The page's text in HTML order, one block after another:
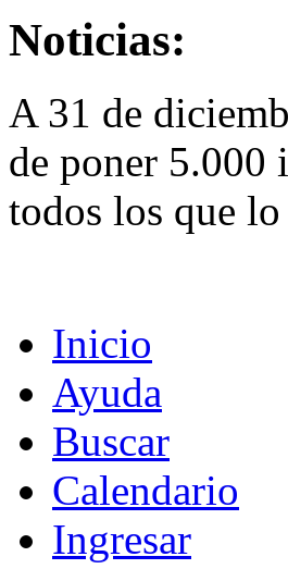
Noticias:
A 31 de
de poner 5.000
todos los que
Inicio
Ayuda
Buscar
Calendario
Ingresar